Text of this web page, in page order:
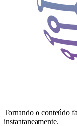
Tornando o conteúdo
instantaneamente.